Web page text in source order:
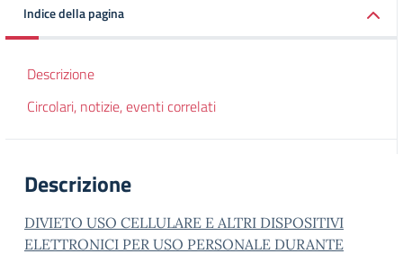
Indice della pagina
Descrizione
Circolari, notizie, eventi correlati
Descrizione
DIVIETO USO CELLULARE E ALTRI DISPOSITIVI
ELETTRONICI PER USO PERSONALE DURANTE